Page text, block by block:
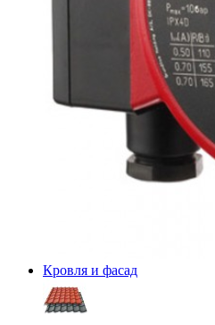
Кровля и фасад